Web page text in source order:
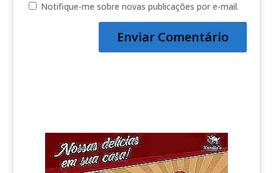
Notifique-me sobre novas publicações por e-mail.